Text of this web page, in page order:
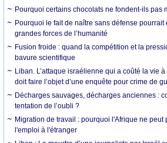
Pourquoi certains chocolats ne fondent-ils pas
Pourquoi le fait de naître sans défense pourrait
grandes forces de l’humanité
Fusion froide : quand la compétition et la
bavure scientifique
Liban. L’attaque israélienne qui a coûté la vie
doit faire l’objet d’une enquête pour crime de
Décharges sauvages, décharges anciennes :
tentation de l’oubli ?
Migration de travail : pourquoi l'Afrique ne peut
l'emploi à l'étranger